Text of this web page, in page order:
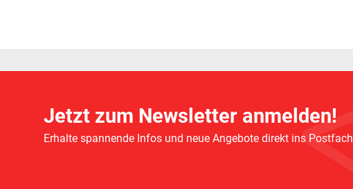
Jetzt zum Newsletter anmelden!
Erhalte spannende Infos und neue Angebote direkt ins Postfach